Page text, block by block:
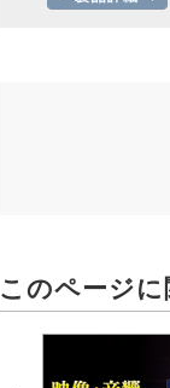
このページ